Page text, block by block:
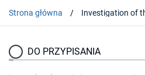
Strona główna Investigation of
DO PRZYPISANIA